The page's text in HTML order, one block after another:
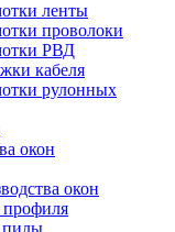
ленты
проволоки
РВД
кабеля
рулонных
окон
окон
профиля
пилы